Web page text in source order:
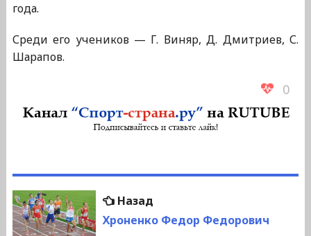
года.
Среди его учеников — Г. Виняр, Д. Дмитриев, С.
Шарапов.
0
Навигация
по
НазадПредыдущая
запись:
Хроненко Федор Федорович